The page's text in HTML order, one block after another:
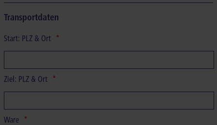
Transportdaten
Start: PLZ & Ort
Ziel: PLZ & Ort
Ware